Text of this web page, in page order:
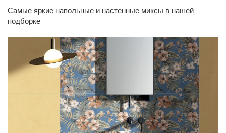
Самые яркие напольные и настенные миксы в нашей
подборке